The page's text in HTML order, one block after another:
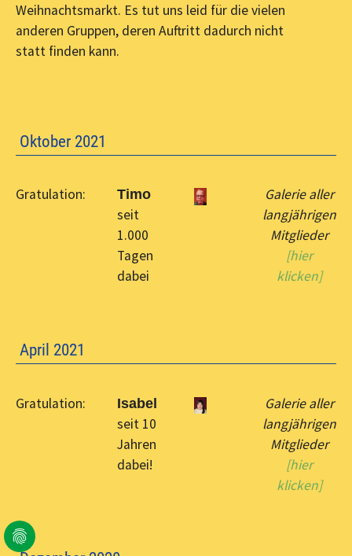
Weihnachtsmarkt. Es tut uns leid für die vielen
anderen Gruppen, deren Auftritt dadurch nicht
statt finden kann.
Oktober 2021
Gratulation: Timo
seit
1.000
Tagen
dabei
Galerie aller
langjährigen
Mitglieder
[hier
klicken]
April 2021
Gratulation: Isabel
seit 10
Jahren
dabei!
Galerie aller
langjährigen
Mitglieder
[hier
klicken]